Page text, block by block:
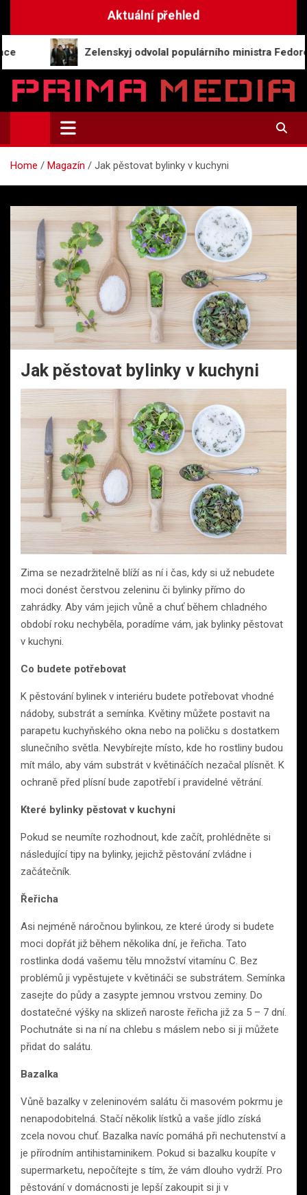
Aktuální přehled
Zelenskyj odvolal populárního ministra Fedorova,
Prima-Media.cz
Informace a aktuality | Zpravodajství
Home Magazín Jak pěstovat bylinky v kuchyni
Jak pěstovat bylinky v kuchyni
Zima se nezadržitelně blíží as ní i čas, kdy si už nebudete
moci donést čerstvou zeleninu či bylinky přímo do
zahrádky. Aby vám jejich vůně a chuť během chladného
období roku nechyběla, poradíme vám, jak bylinky pěstovat
v kuchyni.
Co budete potřebovat
K pěstování bylinek v interiéru budete potřebovat vhodné
nádoby, substrát a semínka. Květiny můžete postavit na
parapetu kuchyňského okna nebo na poličku s dostatkem
slunečního světla. Nevybírejte místo, kde ho rostliny budou
mít málo, aby vám substrát v květináčích nezačal plísnět. K
ochraně před plísní bude zapotřebí i pravidelné větrání.
Které bylinky pěstovat v kuchyni
Pokud se neumíte rozhodnout, kde začít, prohlédněte si
následující tipy na bylinky, jejichž pěstování zvládne i
začátečník.
Řeřicha
Asi nejméně náročnou bylinkou, ze které úrody si budete
moci dopřát již během několika dní, je řeřicha. Tato
rostlinka dodá vašemu tělu množství vitamínu C. Bez
problémů ji vypěstujete v květináči se substrátem. Semínka
zasejte do půdy a zasypte jemnou vrstvou zeminy. Do
dostatečné výšky na sklizeň naroste řeřicha již za 5 – 7 dní.
Pochutnáte si na ní na chlebu s máslem nebo si ji můžete
přidat do salátu.
Bazalka
Vůně bazalky v zeleninovém salátu či masovém pokrmu je
nenapodobitelná. Stačí několik lístků a vaše jídlo získá
zcela novou chuť. Bazalka navíc pomáhá při nechutenství a
je přírodním antihistaminikem. Pokud si bazalku koupíte v
supermarketu, nepočítejte s tím, že vám dlouho vydrží. Pro
pěstování v domácnosti je lepší zakoupit si ji v